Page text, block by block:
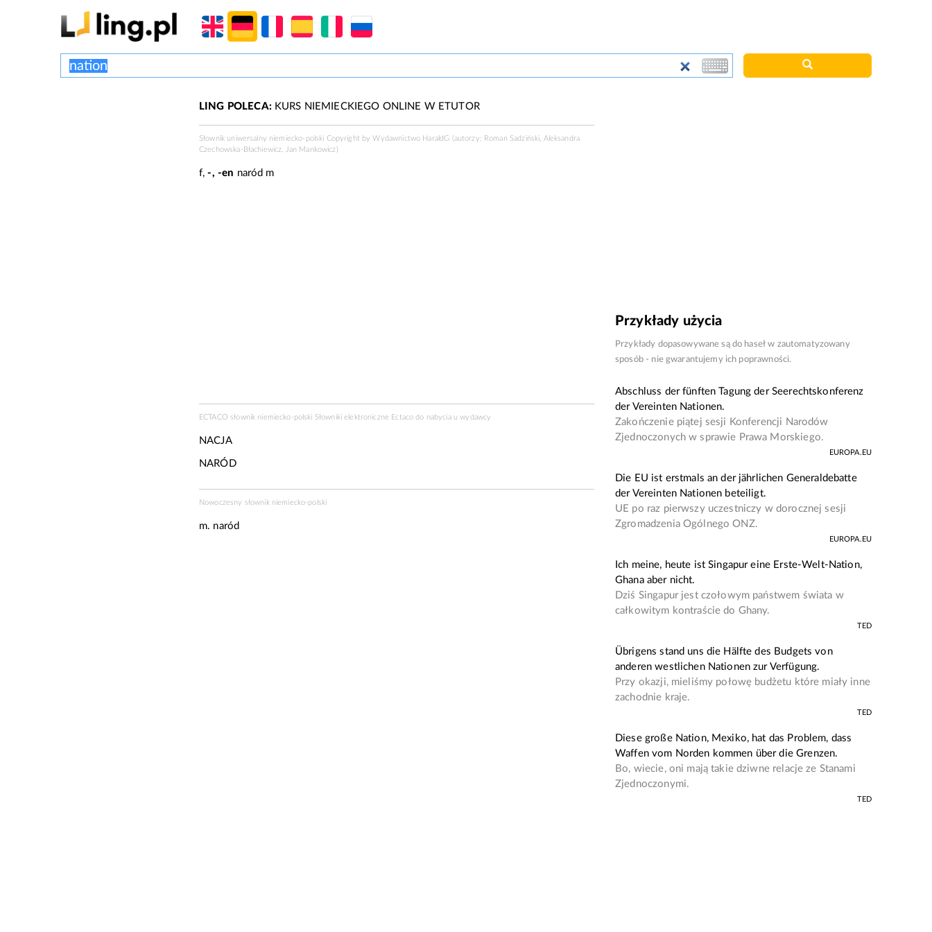
LING POLECA:KURS NIEMIECKIEGO ONLINE W ETUTOR
Słownik uniwersalny niemiecko-polski Copyright by Wydawnictwo HaraldG (autorzy: Roman Sadziński, Aleksandra
Czechowska-Błachiewicz, Jan Mankowicz)
f,-, -en naród m
ECTACO słownik niemiecko-polski Słowniki elektroniczne Ectaco do nabycia uwydawcy
NACJA
NARÓD
Nowoczesny słownik niemiecko-polski
m. naród
Przykłady użycia
Przykłady dopasowywane są do haseł w zautomatyzowany
sposób - nie gwarantujemy ich poprawności.
Abschluss der fünften Tagung der Seerechtskonferenz
der Vereinten Nationen.
Zakończenie piątej sesji Konferencji Narodów
Zjednoczonych w sprawie Prawa Morskiego.
EUROPA.EU
Die EU ist erstmals an der jährlichen Generaldebatte
der Vereinten Nationen beteiligt.
UE po raz pierwszy uczestniczy w dorocznej sesji
Zgromadzenia Ogólnego ONZ.
EUROPA.EU
Ich meine, heute ist Singapur eine Erste-Welt-Nation,
Ghana aber nicht.
Dziś Singapur jest czołowym państwem świata w
całkowitym kontraście do Ghany.
TED
Übrigens stand uns die Hälfte des Budgets von
anderen westlichen Nationen zur Verfügung.
Przy okazji, mieliśmy połowę budżetu które miały inne
zachodnie kraje.
TED
Diese große Nation, Mexiko, hat das Problem, dass
Waffen vom Norden kommen über die Grenzen.
Bo, wiecie, oni mają takie dziwne relacje ze Stanami
Zjednoczonymi.
TED